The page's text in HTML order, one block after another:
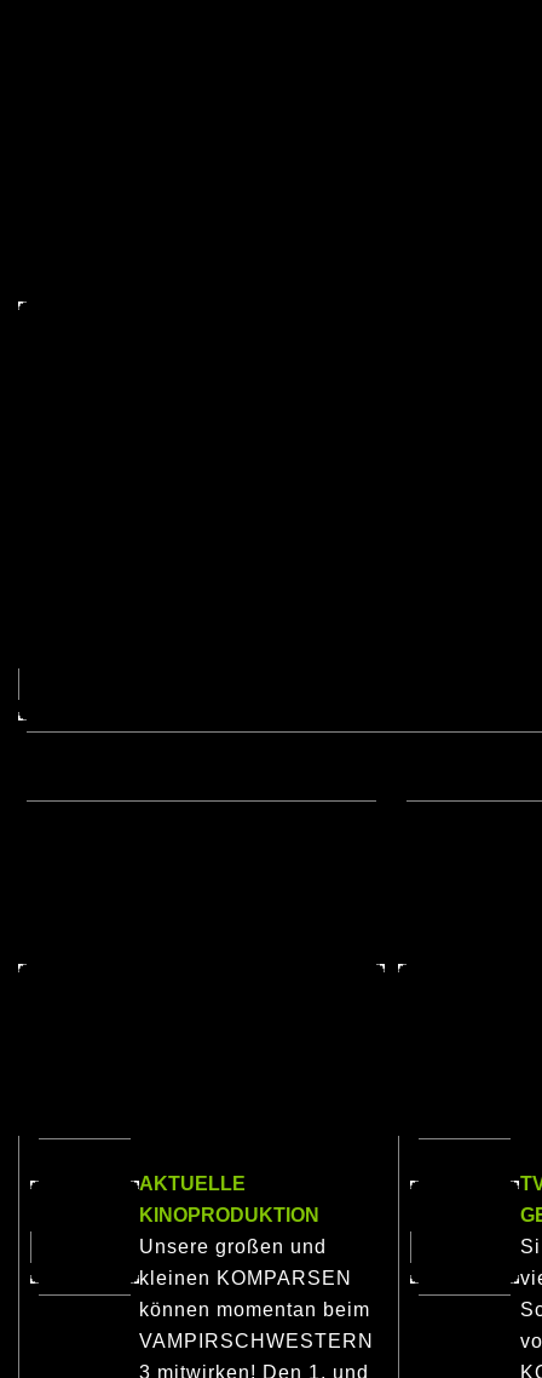
AKTUELLE
KINOPRODUKTION
Unsere großen und
kleinen KOMPARSEN
können momentan beim
VAMPIRSCHWESTERN
3 mitwirken! Den 1. und